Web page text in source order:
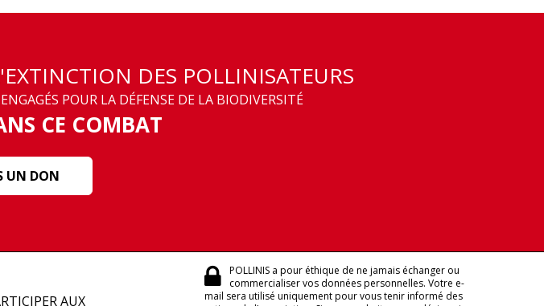
DES POLLINISATEURS
POUR LA DÉFENSE DE LA BIODIVERSITÉ
CE COMBAT
UN DON
AUX
POLLINIS a pour éthique de ne jamais échanger ou
commercialiser vos données personnelles. Votre e-
mail sera utilisé uniquement pour vous tenir informé des